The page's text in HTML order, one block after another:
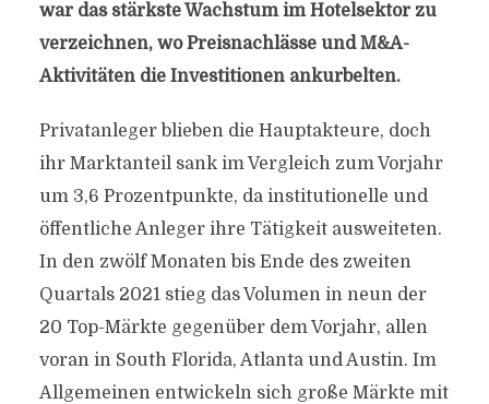
war das stärkste Wachstum im Hotelsektor zu
verzeichnen, wo Preisnachlässe und M&A-
Aktivitäten die Investitionen ankurbelten.
Privatanleger blieben die Hauptakteure, doch
ihr Marktanteil sank im Vergleich zum Vorjahr
um 3,6 Prozentpunkte, da institutionelle und
öffentliche Anleger ihre Tätigkeit ausweiteten.
In den zwölf Monaten bis Ende des zweiten
Quartals 2021 stieg das Volumen in neun der
20 Top-Märkte gegenüber dem Vorjahr, allen
voran in South Florida, Atlanta und Austin. Im
Allgemeinen entwickeln sich große Märkte mit